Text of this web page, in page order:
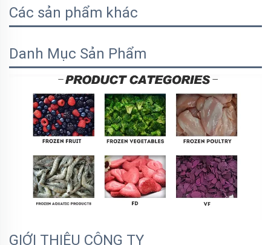
Các sản phẩm khác
Danh Mục Sản Phẩm
GIỚI THIỆU CÔNG TY